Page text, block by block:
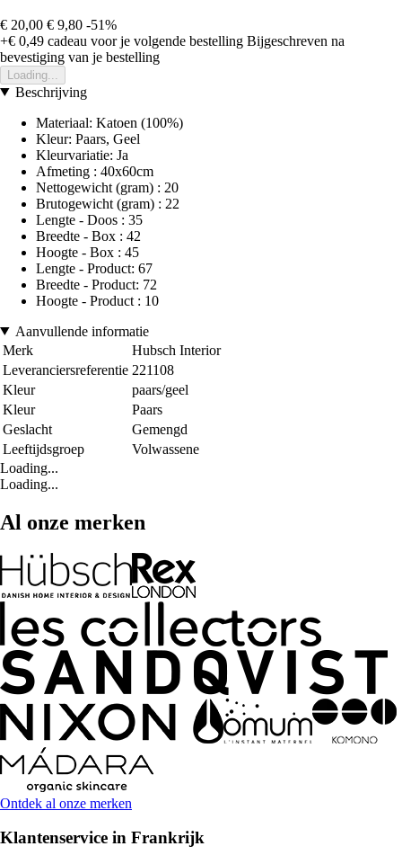
€ 20,00 € 9,80 -51%
+€ 0,49 cadeau voor je volgende bestelling Bijgeschreven na
bevestiging van je bestelling
Loading...
Beschrijving
Materiaal: Katoen (100%)
Kleur: Paars, Geel
Kleurvariatie: Ja
Afmeting : 40x60cm
Nettogewicht (gram) : 20
Brutogewicht (gram) : 22
Lengte - Doos : 35
Breedte - Box : 42
Hoogte - Box : 45
Lengte - Product: 67
Breedte - Product: 72
Hoogte - Product : 10
Aanvullende informatie
Merk
Hubsch Interior
Leveranciersreferentie 221108
Kleur
paars/geel
Kleur
Paars
Geslacht
Gemengd
Leeftijdsgroep
Volwassene
Loading...
Loading...
Al onze merken
Ontdek al onze merken
Klantenservice in Frankrijk